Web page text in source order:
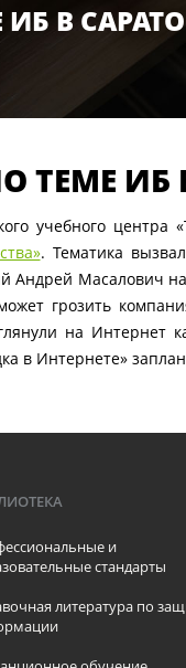
В
ИБ
учебного центра
. Тематика
Андрей Масалович
грозить
на
в Интернете»
и
стандарты
литература по